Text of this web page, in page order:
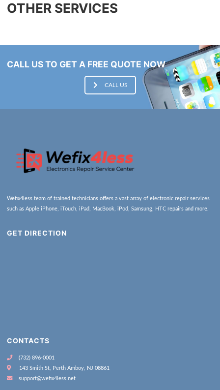
OTHER SERVICES
CALL US TO GET A FREE QUOTE NOW
CALL US
Wefix4less team of trained technicians offers a vast array of electronic repair services
such as Apple iPhone, iTouch, iPad, MacBook, iPod, Samsung, HTC repairs and more.
GET DIRECTION
CONTACTS
(732) 896-0001
143 Smith St, Perth Amboy, NJ 08861
support@wefix4less.net